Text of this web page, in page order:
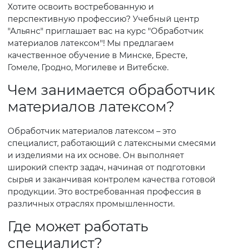
Хотите освоить востребованную и
перспективную профессию? Учебный центр
"Альянс" приглашает вас на курс "Обработчик
материалов латексом"! Мы предлагаем
качественное обучение в Минске, Бресте,
Гомеле, Гродно, Могилеве и Витебске.
Чем занимается обработчик
материалов латексом?
Обработчик материалов латексом – это
специалист, работающий с латексными смесями
и изделиями на их основе. Он выполняет
широкий спектр задач, начиная от подготовки
сырья и заканчивая контролем качества готовой
продукции. Это востребованная профессия в
различных отраслях промышленности.
Где может работать
специалист?